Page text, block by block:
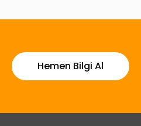
Hemen Bilgi Al